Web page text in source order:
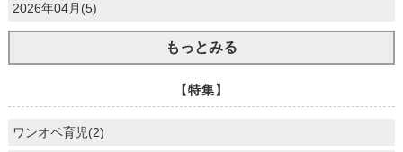
2026年04月(5)
もっとみる
【特集】
ワンオペ育児(2)